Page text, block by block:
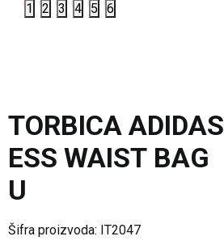
1 2 3 4 5 6
TORBICA ADIDAS
ESS WAIST BAG
U
Šifra proizvoda: IT2047